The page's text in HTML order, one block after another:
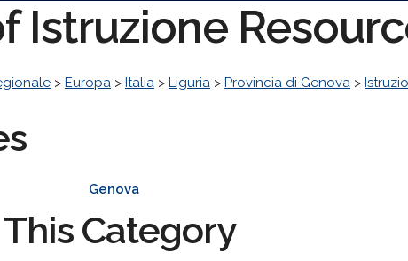
Istruzione
> Europa > Italia > Liguria > Provincia di Genova >
Genova
Category